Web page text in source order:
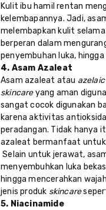
Kulit ibu hamil rentan
kelembapannya. Jadi,
melembapkan kulit
berperan dalam
penyembuhan luka,
4. Asam Azaleat
Asam azaleat atau
skincareyang aman
sangat cocok digunakan
karena aktivitas
peradangan. Tidak hanya
azaleat bermanfaat
Selain untuk jerawat,
menyembuhkan luka
hingga mencerahkan
jenis produk skincare
5. Niacinamide